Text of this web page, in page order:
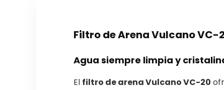
Filtro de Arena Vulcano VC-
Agua siempre limpia y
El filtro de arena Vulcano VC-20